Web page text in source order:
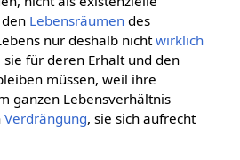
Lebensräumendes
nur deshalb nichtwirklich
für deren Erhalt und den
müssen, weil ihre
ganzen Lebensverhältnis
Verdrängung, sie sich aufrecht